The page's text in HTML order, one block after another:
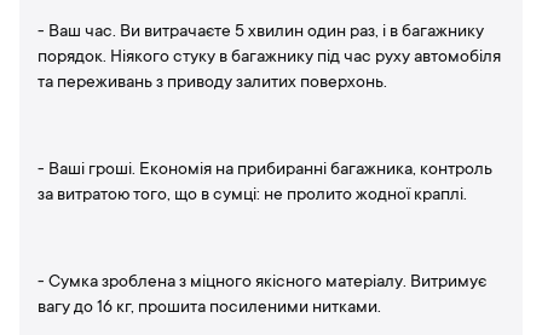
- Ваш час. Ви витрачаєте 5 хвилин один раз, і в багажнику
порядок. Ніякого стуку в багажнику під час руху автомобіля
та переживань з приводу залитих поверхонь.
- Ваші гроші. Економія на прибиранні багажника, контроль
за витратою того, що в сумці: не пролито жодної краплі.
- Сумка зроблена з міцного якісного матеріалу. Витримує
вагу до 16 кг, прошита посиленими нитками.